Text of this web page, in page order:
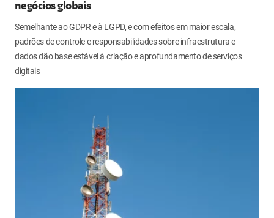
negócios globais
Semelhante ao GDPR e à LGPD, e com efeitos em maior escala,
padrões de controle e responsabilidades sobre infraestrutura e
dados dão base estável à criação e aprofundamento de serviços
digitais